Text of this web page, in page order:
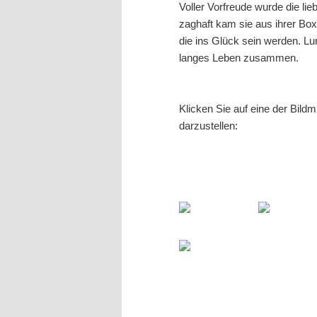
Voller Vorfreude wurde die
zaghaft kam sie aus ihrer
die ins Glück sein werden.
langes Leben zusammen.
Klicken Sie auf eine der
darzustellen: